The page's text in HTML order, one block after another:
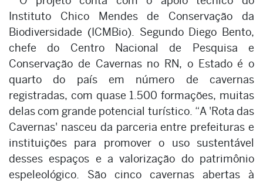
Instituto Chico Mendes de Conservação da
Biodiversidade (ICMBio). Segundo Diego Bento,
chefe do Centro Nacional de Pesquisa e
Conservação de Cavernas no RN, o Estado é o
quarto do país em número de cavernas
registradas, com quase 1.500 formações, muitas
delas com grande potencial turístico. “A 'Rota das
Cavernas' nasceu da parceria entre prefeituras e
instituições para promover o uso sustentável
desses espaços e a valorização do patrimônio
espeleológico. São cinco cavernas abertas à